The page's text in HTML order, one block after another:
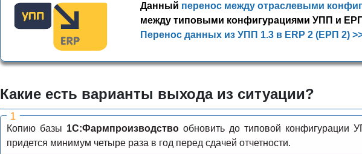
Данный перенос между отраслевыми
между типовыми конфигурациями УПП и ЕРП
Перенос данных из УПП 1.3 в ERP 2 (ЕРП 2)
Какие есть варианты выхода из ситуации?
Копию базы 1С:Фармпроизводствообновить до типовой конфигурации
придется минимум четыре раза в год перед сдачей отчетности.